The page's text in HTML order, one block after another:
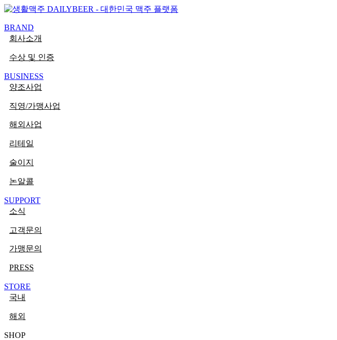
콘텐츠로
PaperLogy
BRAND
회사소개
수상 및 인증
BUSINESS
양조사업
직영/가맹사업
해외사업
리테일
술이지
논알콜
SUPPORT
소식
고객문의
가맹문의
PRESS
STORE
국내
해외
SHOP